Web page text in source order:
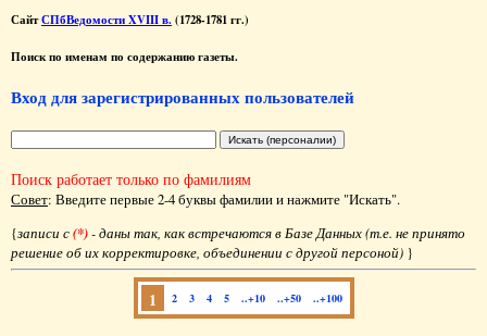
СайтСПбВедомости XVIII в. (1728-1781 гг.)
Поиск по именам по содержанию газеты.
Вход для зарегистрированных пользователей
Поиск работает только по фамилиям
Совет: Введите первые 2-4 буквы фамилии и нажмите "Искать".
{записи с(*)- даны так, как встречаются в Базе Данных (т.е. не принято
решение об их корректировке, объединении с другой персоной) }
1 2 3 4 5 ..+10 ..+50 ..+100